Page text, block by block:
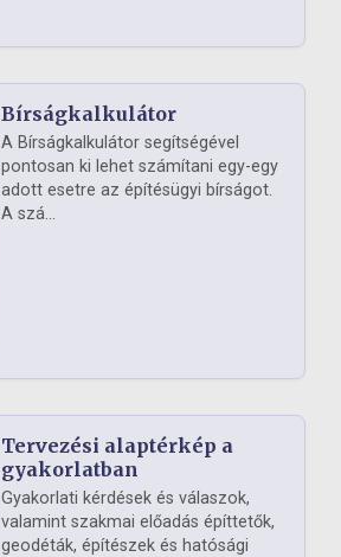
Bírságkalkulátor
A Bírságkalkulátor segítségével
pontosan ki lehet számítani egy-egy
adott esetre az építésügyi bírságot.
A szá...
Tervezési alaptérkép a
gyakorlatban
Gyakorlati kérdések és válaszok,
valamint szakmai előadás építtetők,
geodéták, építészek és hatósági